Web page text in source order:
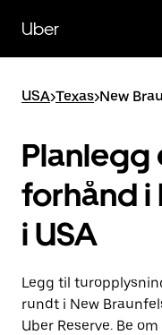
hovedinnholdet
Uber
USA>Texas>New
Planlegg
forhånd i
i USA
Legg til
rundt i New
Uber Reserve. Be